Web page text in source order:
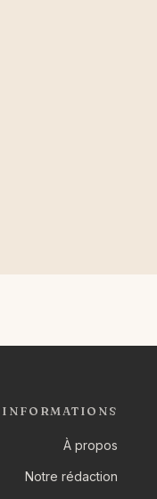
INFORMATIONS
À propos
Notre rédaction